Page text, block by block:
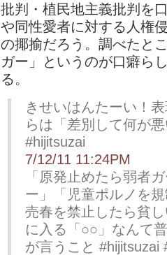
批判・植民地主義批判を
や同性愛者に対する人権
の揶揄だろう。調べたと
ガー」というのが口癖ら
る。
きせいはんたーい！
らは「差別して何が
#hijitsuzai
7/12/11 11:24PM
「原発止めたら弱者
ー」「児童ポルノを
売春を禁止したら貧
に入る「○○」なんて
が言うこと #hijitsuzai